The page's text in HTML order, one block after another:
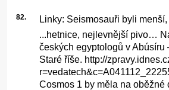
82. Linky: Seismosauři byli
...hetnice, nejlevnější pivo…
českých egyptologů v
Staré říše. http://
Cosmos 1 by měla na oběžné